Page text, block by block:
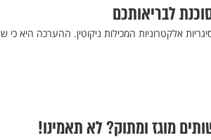
לבריאותכם
אלקטרוניות המכילות ניקוטין. ההערכה היא כי
מוגז ומתוק? לא תאמינו!